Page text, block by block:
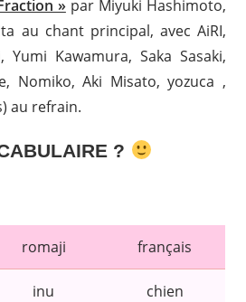
»par Miyuki Hashimoto,
au chant principal, avec AiRI,
Yumi Kawamura, Saka Sasaki,
Nomiko, Aki Misato, yozuca ,
au refrain.
?
romaji français
inu chien